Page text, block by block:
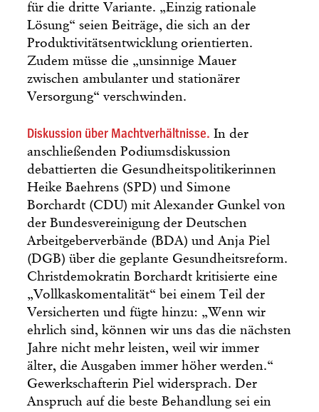
für die dritte Variante. „Einzig rationale
Lösung“ seien Beiträge, die sich an der
Produktivitätsentwicklung orientierten.
Zudem müsse die „unsinnige Mauer
zwischen ambulanter und stationärer
Versorgung“ verschwinden.
Diskussion über Machtverhältnisse. In der
anschließenden Podiumsdiskussion
debattierten die Gesundheitspolitikerinnen
Heike Baehrens (SPD) und Simone
Borchardt (CDU) mit Alexander Gunkel von
der Bundesvereinigung der Deutschen
Arbeitgeberverbände (BDA) und Anja Piel
(DGB) über die geplante Gesundheitsreform.
Christdemokratin Borchardt kritisierte eine
„Vollkaskomentalität“ bei einem Teil der
Versicherten und fügte hinzu: „Wenn wir
ehrlich sind, können wir uns das die nächsten
Jahre nicht mehr leisten, weil wir immer
älter, die Ausgaben immer höher werden.“
Gewerkschafterin Piel widersprach. Der
Anspruch auf die beste Behandlung sei ein